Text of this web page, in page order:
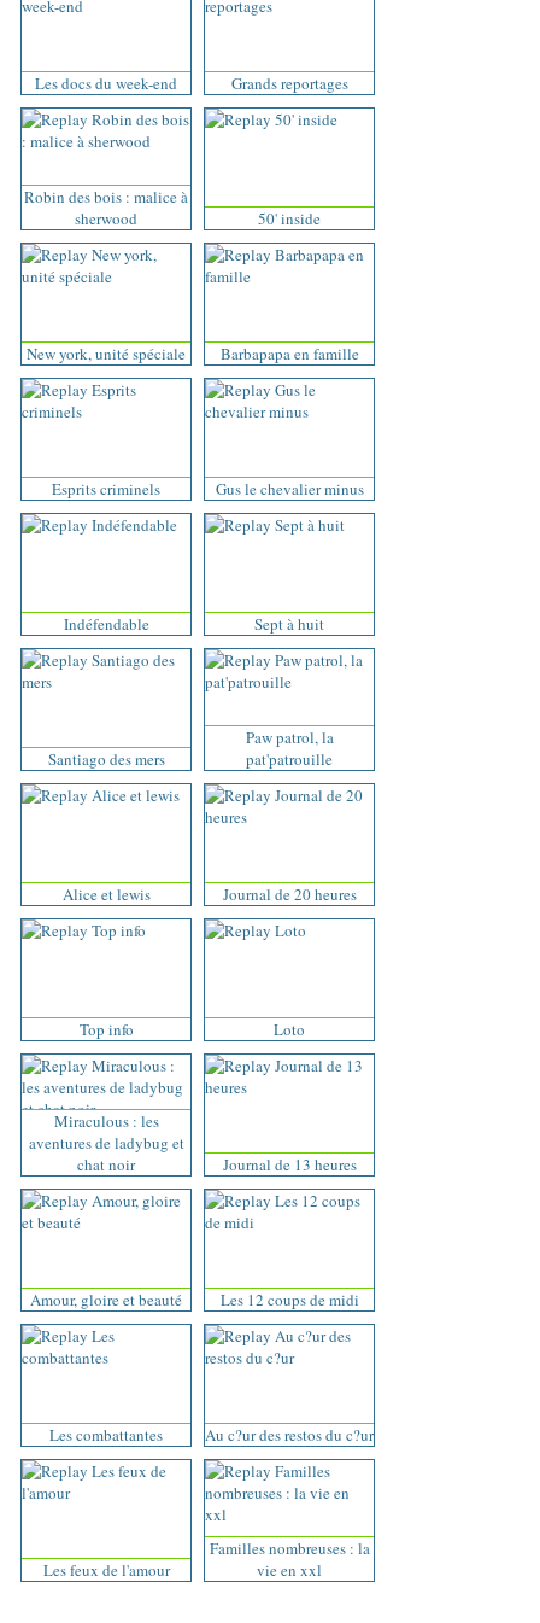
Les docs du week-end Grands reportages
Robin des bois : malice à
sherwood
50' inside
New york, unité spéciale Barbapapa en famille
Esprits criminels Gus le chevalier minus
Indéfendable Sept à huit
Santiago des mers
Paw patrol, la
pat'patrouille
Alice et lewis Journal de 20 heures
Top info Loto
Miraculous : les
aventures de ladybug et
chat noir
Journal de 13 heures
Amour, gloire et beauté Les 12 coups de midi
Les combattantes Au c?ur des restos du c?ur
Les feux de l'amour
Familles nombreuses : la
vie en xxl